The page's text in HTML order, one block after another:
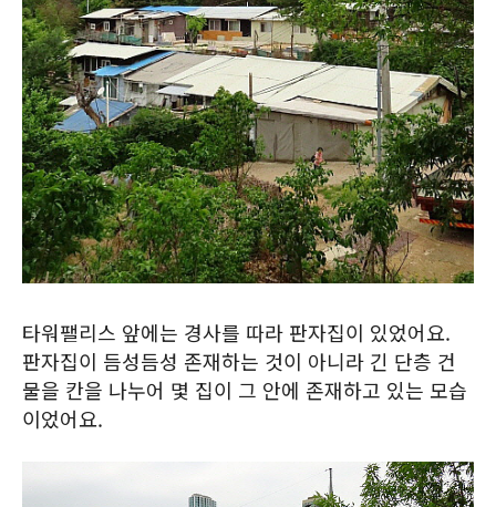
타워팰리스 앞에는 경사를 따라 판자집이 있었어요.
판자집이 듬성듬성 존재하는 것이 아니라 긴 단층 건
물을 칸을 나누어 몇 집이 그 안에 존재하고 있는 모습
이었어요.